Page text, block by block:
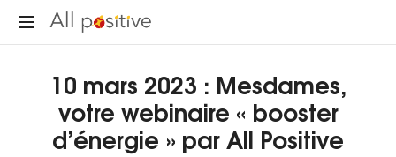
pour
se
réinventer."
10 mars 2023 : Mesdames,
votre webinaire « booster
d’énergie » par All Positive